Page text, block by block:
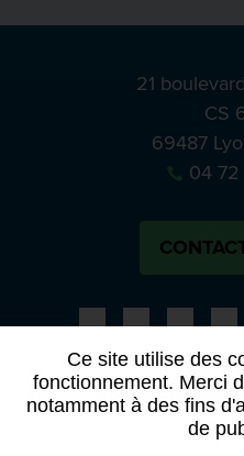
Ce site utilise des
fonctionnement. Merci
notamment à des fins
de
21
CS
69487
04
PRESSE
APPELS À
ACTES ET